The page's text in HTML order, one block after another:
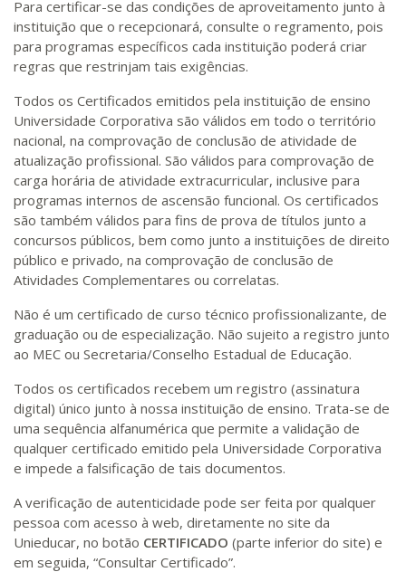
Para certificar-se das condições de aproveitamento junto à
instituição que o recepcionará, consulte o regramento, pois
para programas específicos cada instituição poderá criar
regras que restrinjam tais exigências.
Todos os Certificados emitidos pela instituição de ensino
Universidade Corporativa são válidos em todo o território
nacional, na comprovação de conclusão de atividade de
atualização profissional. São válidos para comprovação de
carga horária de atividade extracurricular, inclusive para
programas internos de ascensão funcional. Os certificados
são também válidos para fins de prova de títulos junto a
concursos públicos, bem como junto a instituições de direito
público e privado, na comprovação de conclusão de
Atividades Complementares ou correlatas.
Não é um certificado de curso técnico profissionalizante, de
graduação ou de especialização. Não sujeito a registro junto
ao MEC ou Secretaria/Conselho Estadual de Educação.
Todos os certificados recebem um registro (assinatura
digital) único junto à nossa instituição de ensino. Trata-se de
uma sequência alfanumérica que permite a validação de
qualquer certificado emitido pela Universidade Corporativa
e impede a falsificação de tais documentos.
A verificação de autenticidade pode ser feita por qualquer
pessoa com acesso à web, diretamente no site da
Unieducar, no botão CERTIFICADO (parte inferior do site) e
em seguida, “Consultar Certificado”.